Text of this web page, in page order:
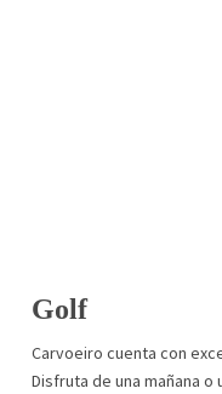
Golf
Carvoeiro cuenta con
Disfruta de una mañana